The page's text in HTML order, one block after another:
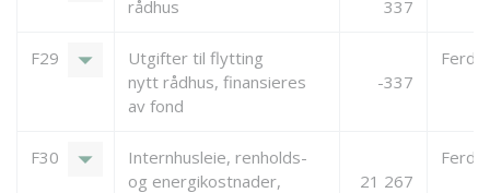
rådhus
337
F29 arrow_drop_down
Utgifter til flytting
nytt rådhus, finansieres
av fond
-337
F30 arrow_drop_down
Internhusleie, renholds-
og energikostnader,
21 267